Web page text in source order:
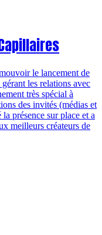
le lancement de
les relations avec
très spécial à
des invités (médias et
présence sur place et a
meilleurs créateurs de